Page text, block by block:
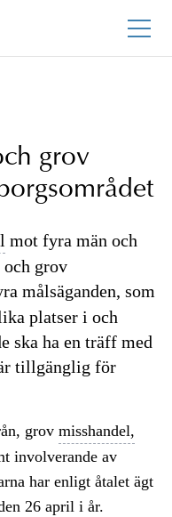
grov
mot fyra män och
och grov
målsäganden, som
platser i och
ska ha en träff med
tillgänglig för
grov misshandel,
involverande av
har enligt åtalet ägt
26 april i år.